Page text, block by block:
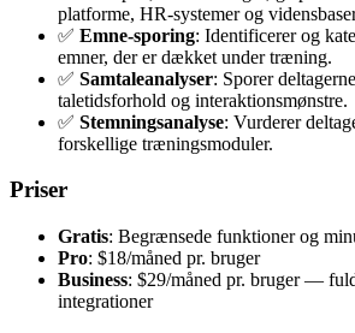
platforme, HR-systemer og
✅ Emne-sporing: Identificerer og
emner, der er dækket under træning.
✅ Samtaleanalyser: Sporer
taletidsforhold og interaktionsmønstre.
✅ Stemningsanalyse: Vurderer
forskellige træningsmoduler.
Priser
Gratis: Begrænsede funktioner og
Pro: $18/måned pr. bruger
Business: $29/måned pr. bruger —
integrationer